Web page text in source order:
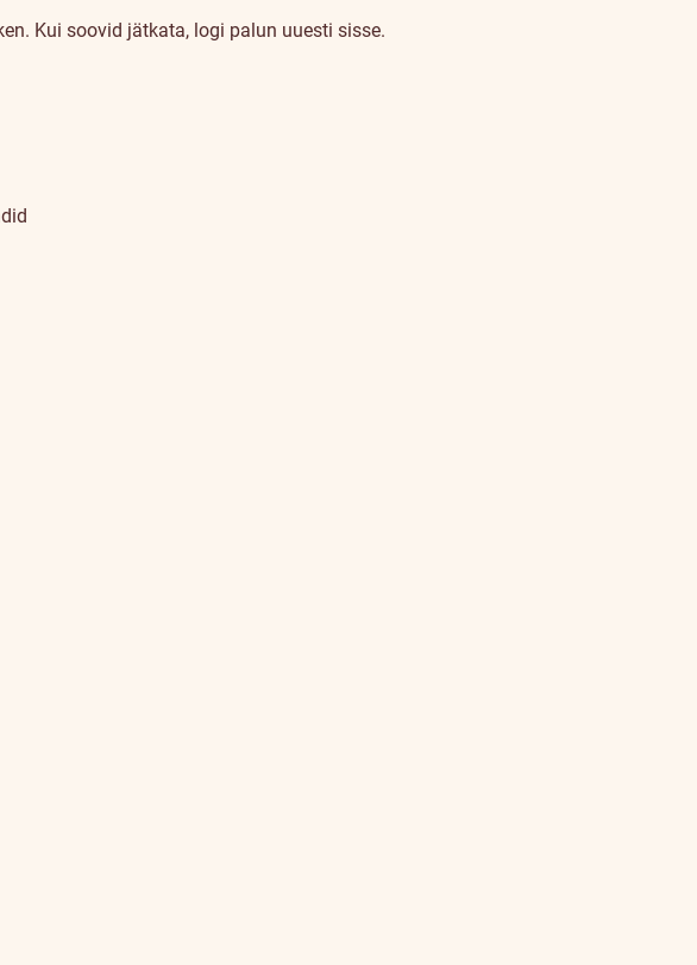
Kui soovid jätkata, logi palun uuesti sisse.